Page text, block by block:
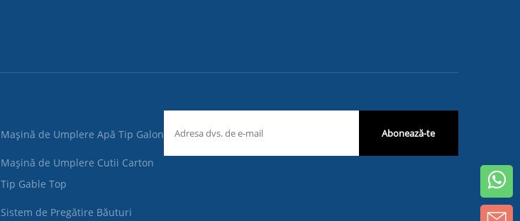
Mașină de Umplere Apă Tip Galon
Mașină de Umplere Cutii Carton
Tip Gable Top
Sistem de Pregătire Băuturi
Abonează-te